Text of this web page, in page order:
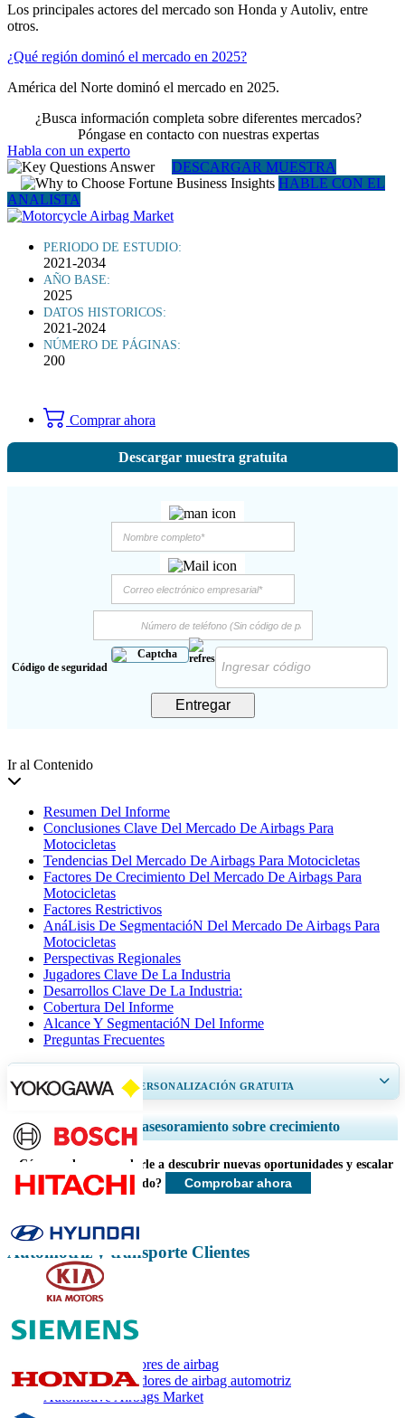
Los principales actores del mercado son Honda y Autoliv, entre
otros.
¿Qué región dominó el mercado en 2025?
América del Norte dominó el mercado en 2025.
¿Busca información completa sobre diferentes mercados?
Póngase en contacto con nuestras expertas
Habla con un experto
DESCARGAR MUESTRA
HABLE CON EL
ANALISTA
PERIODO DE ESTUDIO:
2021-2034
AÑO BASE:
2025
DATOS HISTORICOS:
2021-2024
NÚMERO DE PÁGINAS:
200
Comprar ahora
Descargar muestra gratuita
Código de seguridad
Entregar
Ir al Contenido
Resumen Del Informe
Conclusiones Clave Del Mercado De Airbags Para
Motocicletas
Tendencias Del Mercado De Airbags Para Motocicletas
Factores De Crecimiento Del Mercado De Airbags Para
Motocicletas
Factores Restrictivos
AnáLisis De SegmentacióN Del Mercado De Airbags Para
Motocicletas
Perspectivas Regionales
Jugadores Clave De La Industria
Desarrollos Clave De La Industria:
Cobertura Del Informe
Alcance Y SegmentacióN Del Informe
Preguntas Frecuentes
OBTENGA UN 20% DE PERSONALIZACIÓN GRATUITA
Ampliar la cobertura regional y por país, Análisis de segmentos, Perfiles
de empresas, Benchmarking competitivo, e información sobre el usuario
final.
Personalizar ahora
Servicios de asesoramiento sobre crecimiento
¿Cómo podemos ayudarle a descubrir nuevas oportunidades y escalar
más rápido?
Comprobar ahora
Automotriz y transporte Clientes
Informes relacionados
Mercado de sensores de airbag
Mercado de infladores de airbag automotriz
Automotive Airbags Market